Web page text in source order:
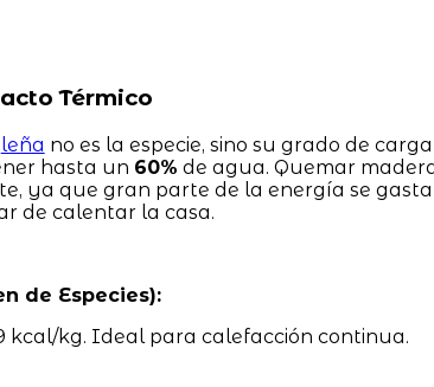
Térmico
leña no es la especie, sino su grado de carga
hasta un 60% de agua. Quemar
ya que gran parte de la energía se gasta
de calentar la casa.
de Especies):
kcal/kg. Ideal para calefacción continua.